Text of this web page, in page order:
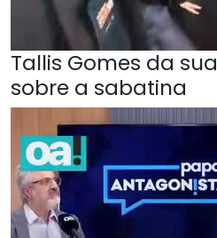
Tallis Gomes da
sobre a sabatina